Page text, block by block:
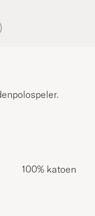
100% katoen